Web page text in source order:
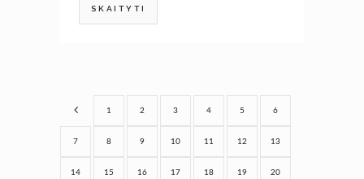
SKAITYTI
1 2 3 4 5 6
7 8 9 10 11 12 13
14 15 16 17 18 19 20